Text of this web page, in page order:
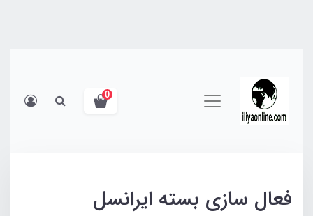
0
فعال سازی بسته ایرانسل